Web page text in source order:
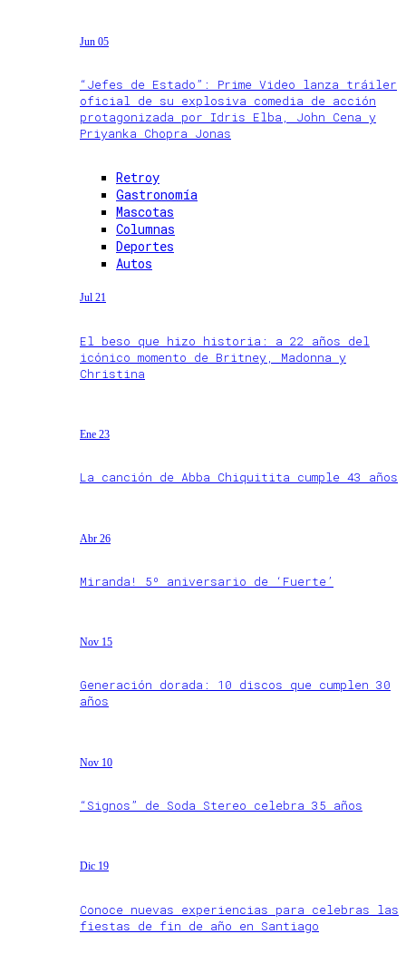
Jun 05
“Jefes de Estado”: Prime Video lanza tráiler
oficial de su explosiva comedia de acción
protagonizada por Idris Elba, John Cena y
Priyanka Chopra Jonas
Retroy
Gastronomía
Mascotas
Columnas
Deportes
Autos
Jul 21
El beso que hizo historia: a 22 años del
icónico momento de Britney, Madonna y
Christina
Ene 23
La canción de Abba Chiquitita cumple 43 años
Abr 26
Miranda! 5º aniversario de ‘Fuerte’
Nov 15
Generación dorada: 10 discos que cumplen 30
años
Nov 10
“Signos” de Soda Stereo celebra 35 años
Dic 19
Conoce nuevas experiencias para celebras las
fiestas de fin de año en Santiago